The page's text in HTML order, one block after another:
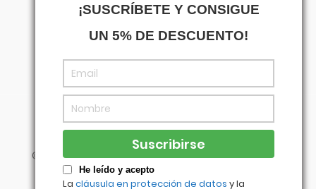
© Centrowagen- Diseñado con porAgencia
Visual
¡SUSCRÍBETE Y CONSIGUE
UN 5% DE DESCUENTO!
He leído y acepto
La cláusula en protección de datos y la